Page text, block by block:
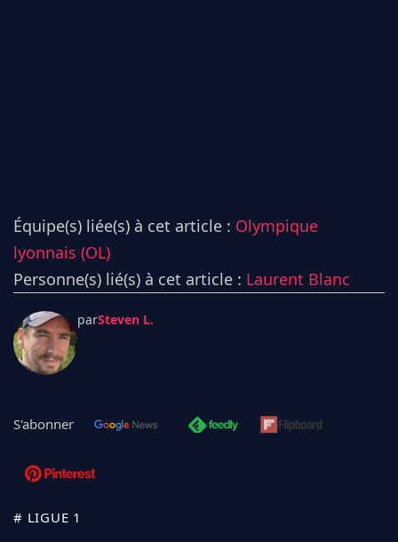
Équipe(s) liée(s) à cet article : Olympique
lyonnais (OL)
Personne(s) lié(s) à cet article : Laurent Blanc
parSteven L.
S'abonner
# LIGUE 1